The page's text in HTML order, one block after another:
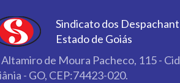
Sindicato dos
Estado de Goiás
Altamiro de Moura Pacheco, 115 -
- GO, CEP:74423-020.